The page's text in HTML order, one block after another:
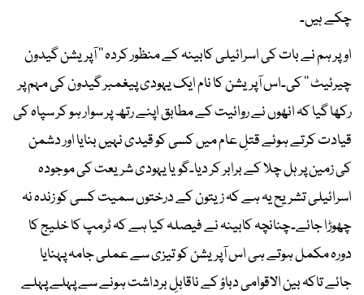
چکے ہیں۔
اوپر ہم نے بات کی اسرائیلی کابینہ کے منظور کردہ ’’ آپریشن گیدون
چیرئیٹ ’’ کی۔اس آپریشن کا نام ایک یہودی پیغمبر گیدون کی مہم پر
رکھا گیا کہ انھوں نے روائیت کے مطابق اپنے رتھ پر سوار ہو کر سپاہ کی
قیادت کرتے ہوئے قتلِ عام میں کسی کو قیدی نہیں بنایا اور دشمن
کی زمین پر ہل چلا کے برابر کر دیا۔گویا یہودی شریعت کی موجودہ
اسرائیلی تشریح یہ ہے کہ زیتون کے درختوں سمیت کسی کو زندہ نہ
چھوڑا جائے۔چنانچہ کابینہ نے فیصلہ کیا ہے کہ ٹرمپ کا خلیج کا
دورہ مکمل ہوتے ہی اس آپریشن کو تیزی سے عملی جامہ پہنایا
جائے تاکہ بین الاقوامی دباؤ کے ناقابلِ برداشت ہونے سے پہلے پہلے